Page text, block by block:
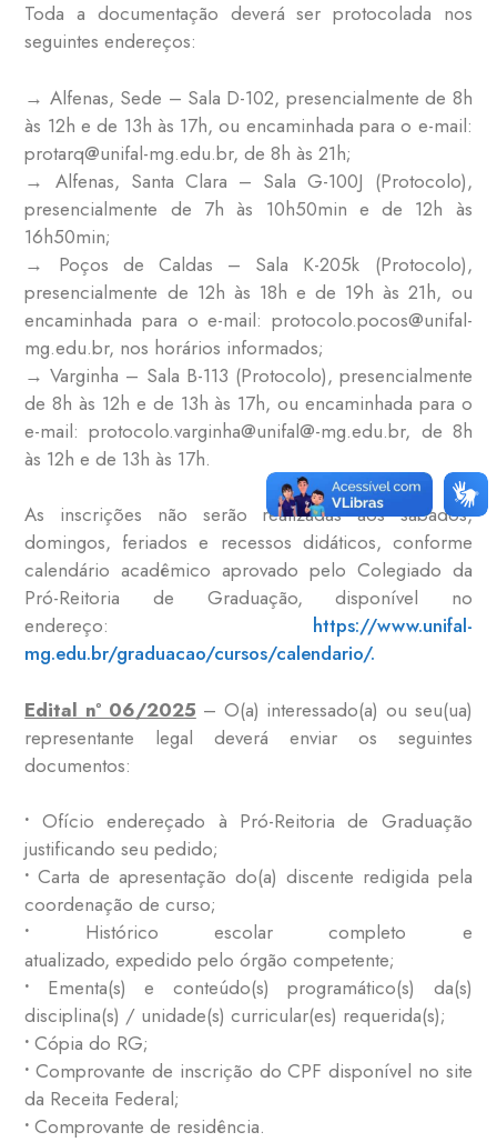
Toda a documentação deverá ser protocolada nos
seguintes endereços:
→ Alfenas, Sede – Sala D-102, presencialmente de 8h
às 12h e de 13h às 17h, ou encaminhada para o e-mail:
protarq@unifal-mg.edu.br, de 8h às 21h;
→ Alfenas, Santa Clara – Sala G-100J (Protocolo),
presencialmente de 7h às 10h50min e de 12h às
16h50min;
→ Poços de Caldas – Sala K-205k (Protocolo),
presencialmente de 12h às 18h e de 19h às 21h, ou
encaminhada para o e-mail: protocolo.pocos@unifal-
mg.edu.br, nos horários informados;
→ Varginha – Sala B-113 (Protocolo), presencialmente
de 8h às 12h e de 13h às 17h, ou encaminhada para o
e-mail: protocolo.varginha@unifal@-mg.edu.br, de 8h
às 12h e de 13h às 17h.
As inscrições não serão realizadas aos sábados,
domingos, feriados e recessos didáticos, conforme
calendário acadêmico aprovado pelo Colegiado da
Pró-Reitoria de Graduação, disponível no
endereço: https://www.unifal-
mg.edu.br/graduacao/cursos/calendario/.
Edital nº 06/2025 – O(a) interessado(a) ou seu(ua)
representante legal deverá enviar os seguintes
documentos:
• Ofício endereçado à Pró-Reitoria de Graduação
justificando seu pedido;
•Carta de apresentação do(a) discente redigida pela
coordenação de curso;
• Histórico escolar completo e
atualizado, expedido pelo órgão competente;
• Ementa(s) e conteúdo(s) programático(s) da(s)
disciplina(s) / unidade(s) curricular(es) requerida(s);
•Cópia do RG;
•Comprovante de inscrição do CPF disponível no site
da Receita Federal;
•Comprovante de residência.